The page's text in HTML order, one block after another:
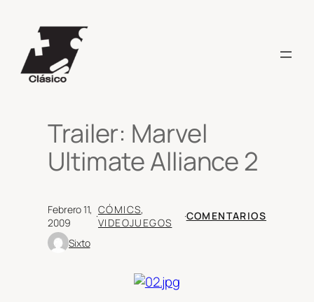
contenido
Trailer: Marvel
Ultimate Alliance 2
Febrero 11,
2009
·CÓMICS
VIDEOJUEGOS
·COMENTARIOS
Sixto